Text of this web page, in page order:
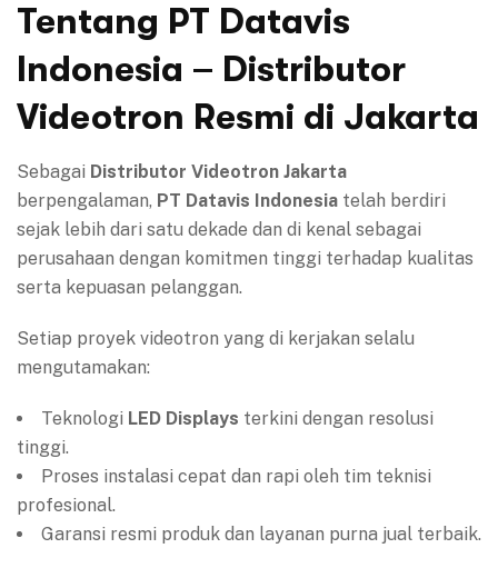
Tentang PT Datavis
Indonesia – Distributor
Videotron Resmi di Jakarta
Sebagai Distributor Videotron Jakarta
berpengalaman, PT Datavis Indonesia telah berdiri
sejak lebih dari satu dekade dan di kenal sebagai
perusahaan dengan komitmen tinggi terhadap kualitas
serta kepuasan pelanggan.
Setiap proyek videotron yang di kerjakan selalu
mengutamakan:
Teknologi LED Displays terkini dengan resolusi
tinggi.
Proses instalasi cepat dan rapi oleh tim teknisi
profesional.
Garansi resmi produk dan layanan purna jual terbaik.